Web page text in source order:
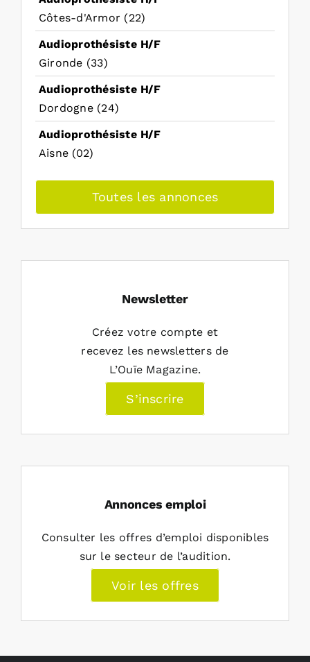
Côtes-d'Armor (22)
Audioprothésiste H/F
Gironde (33)
Audioprothésiste H/F
Dordogne (24)
Audioprothésiste H/F
Aisne (02)
Toutes les annonces
Newsletter
Créez votre compte et
recevez les newsletters de
L’Ouïe Magazine.
S’inscrire
Annonces emploi
Consulter les offres d’emploi disponibles
sur le secteur de l’audition.
Voir les offres